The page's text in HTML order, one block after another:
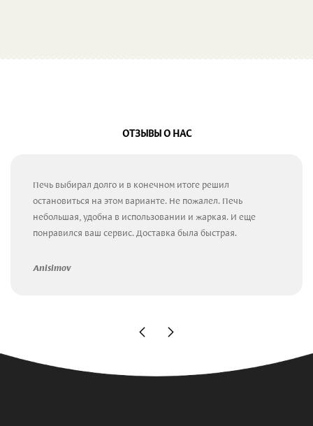
ОТЗЫВЫ О НАС
Печь выбирал долго и в конечном итоге решил
остановиться на этом варианте. Не пожалел. Печь
небольшая, удобна в использовании и жаркая. И еще
понравился ваш сервис. Доставка была быстрая.
Anisimov